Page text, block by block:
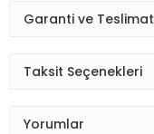
Garanti ve Teslimat
Taksit Seçenekleri
Yorumlar